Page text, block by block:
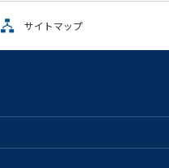
サイトマップ